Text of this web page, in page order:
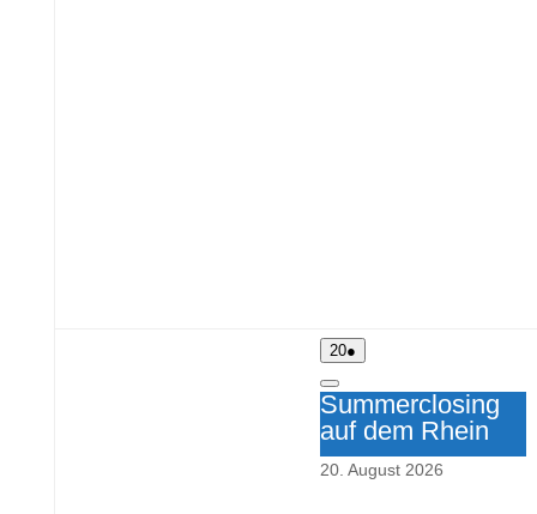
2020.
August
●(1
Veranstaltung)
Close
Summerclosing
auf dem Rhein
20. August 2026